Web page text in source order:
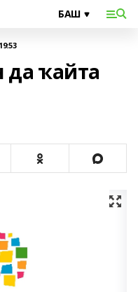
да ҡайта